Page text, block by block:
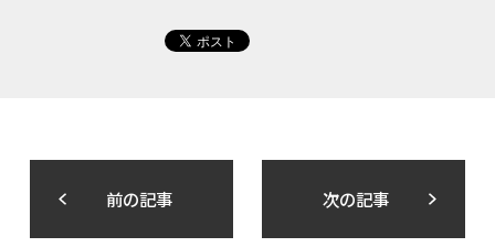
前の記事 次の記事